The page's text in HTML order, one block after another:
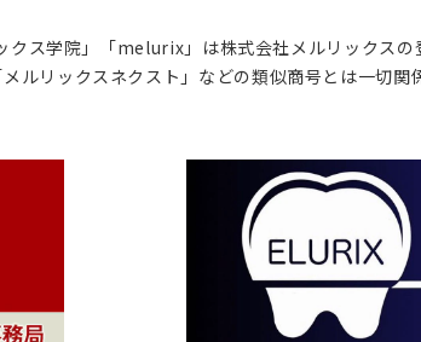
クス学院」「melurix」は株式会社メルリックスの
ルリックスネクスト」などの類似商号とは一切関